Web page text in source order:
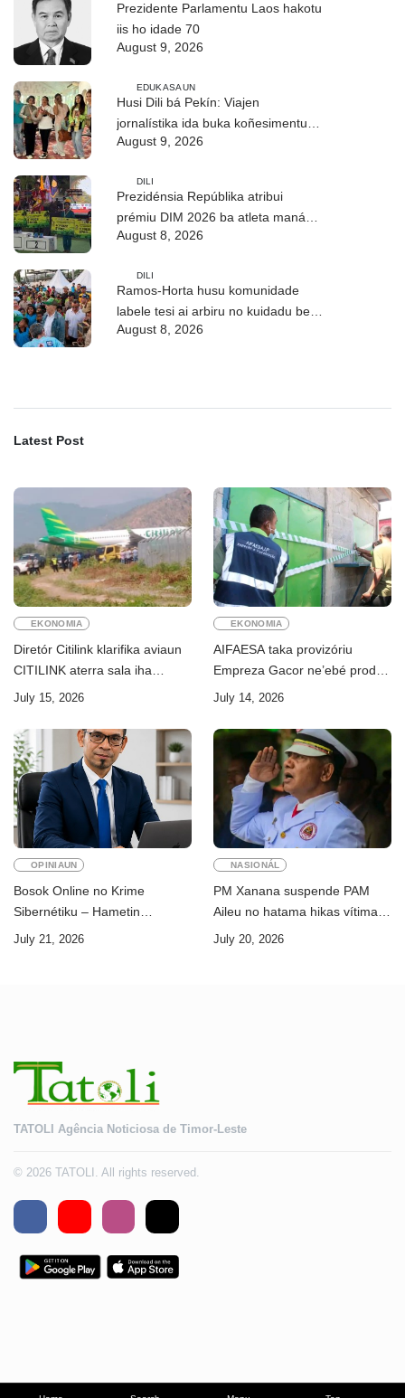
Prezidente Parlamentu Laos hakotu
iis ho idade 70
August 9, 2026
EDUKASAUN
Husi Dili bá Pekín: Viajen
jornalístika ida buka koñesimentu
foun (Parte I)
August 9, 2026
DILI
Prezidénsia Repúblika atribui
prémiu DIM 2026 ba atleta manán-
na’in sira
August 8, 2026
DILI
Ramos-Horta husu komunidade
labele tesi ai arbiru no kuidadu bee-
matan
August 8, 2026
Latest Post
EKONOMIA
Diretór Citilink klarifika aviaun
CITILINK aterra sala iha
Aeroportu Komoro ne’e
July 15, 2026
EKONOMIA
AIFAESA taka provizóriu
Empreza Gacor ne’ebé prodús
“pentolan”
July 14, 2026
OPINIAUN
Bosok Online no Krime
Sibernétiku – Hametin
Seguransa Dijitál ba Futuru
July 21, 2026
NASIONÁL
PM Xanana suspende PAM
Aileu no hatama hikas vítima
AMA ba servisu
July 20, 2026
TATOLI Agência Noticiosa de Timor-Leste
© 2026 TATOLI. All rights reserved.